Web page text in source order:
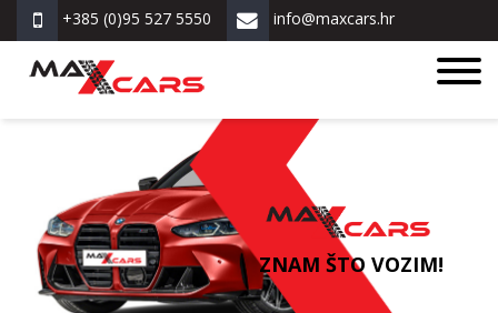
+385 (0)95 527 5550 info@maxcars.hr
ZNAM ŠTO VOZIM!